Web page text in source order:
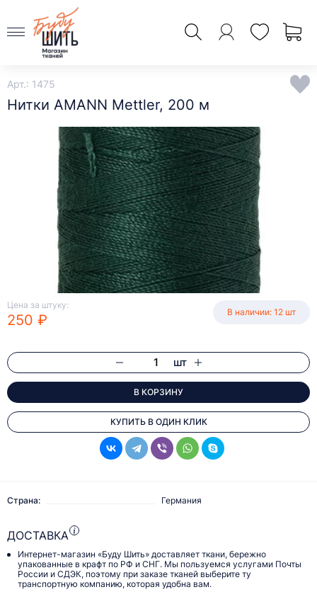
Арт.: 1475
Нитки AMANN Mettler, 200 м
Цена за штуку:
250 ₽ В наличии: 12 шт
шт
В КОРЗИНУ
КУПИТЬ В ОДИН КЛИК
Страна: Германия
ДОСТАВКА
Интернет-магазин «Буду Шить» доставляет ткани, бережно
упакованные в крафт по РФ и СНГ. Мы пользуемся услугами Почты
России и СДЭК, поэтому при заказе тканей выберите ту
транспортную компанию, которая удобна вам.